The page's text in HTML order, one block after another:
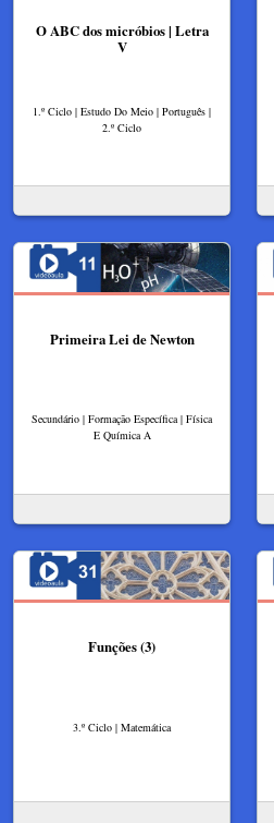
O ABC dos micróbios | Letra
V
1.º Ciclo | Estudo Do Meio | Português |
2.º Ciclo
Primeira Lei de Newton
Secundário | Formação Específica | Física
E Química A
Funções (3)
3.º Ciclo | Matemática